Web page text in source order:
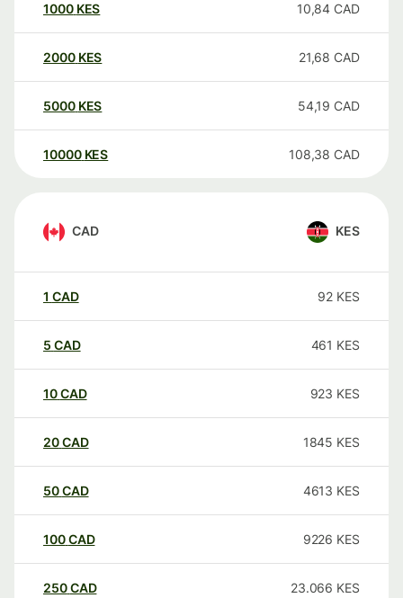
1000 KES 10,84 CAD
2000 KES 21,68 CAD
5000 KES 54,19 CAD
10000 KES 108,38 CAD
CAD KES
1 CAD 92 KES
5 CAD 461 KES
10CAD 923 KES
20CAD 1845 KES
50CAD 4613 KES
100CAD 9226 KES
250CAD 23.066 KES